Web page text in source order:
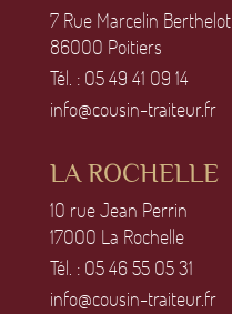
7 Rue Marcelin Berthelot
86OOO Poitiers
Tél. : O5 49 41 O9 14
info@cousin-traiteur.fr
LA ROCHELLE
1O rue Jean Perrin
17OOO La Rochelle
Tél. : O5 46 55 O5 31
info@cousin-traiteur.fr